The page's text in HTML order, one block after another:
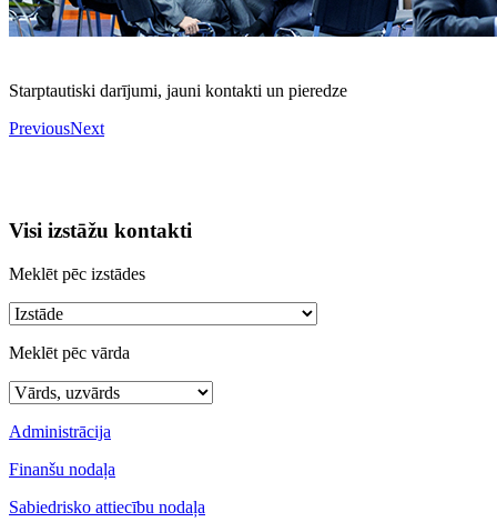
Starptautiski darījumi, jauni kontakti un pieredze
PreviousNext
Visi izstāžu kontakti
Meklēt pēc izstādes
Meklēt pēc vārda
Administrācija
Finanšu nodaļa
Sabiedrisko attiecību nodaļa